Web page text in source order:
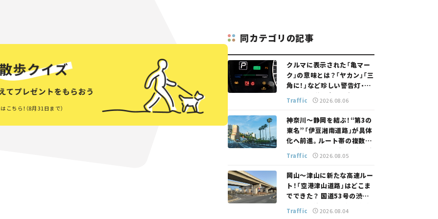
こちら！（8月31日まで）
同カテゴリの記事
クルマに表示された「亀マー
ク」の意味とは？「ヤカン」「三
角に！」など珍しい警告灯・表
示灯を解説。 意外と便利なマ
ークも【クルマの知識】
Traffic 2026.08.06
神奈川～静岡を結ぶ！“第3の
東名”「伊豆湘南道路」が具体
化へ前進。ルート帯の複数案
検討へ。熱海まで信号ゼロが
実現？ 【いま気になる道路計
画】
Traffic 2026.08.05
岡山～津山に新たな高速ルー
ト！「空港津山道路」はどこま
でできた？ 国道53号の渋滞
緩和に期待。岡山市側でも動
きが【いま気になる道路計画】
Traffic 2026.08.04